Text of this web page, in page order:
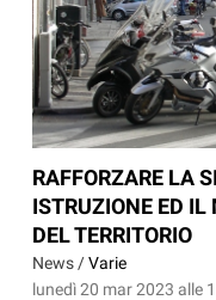
RAFFORZARE LA
ISTRUZIONE ED
DEL TERRITORIO
News /Varie
lunedì 20 mar 2023 alle